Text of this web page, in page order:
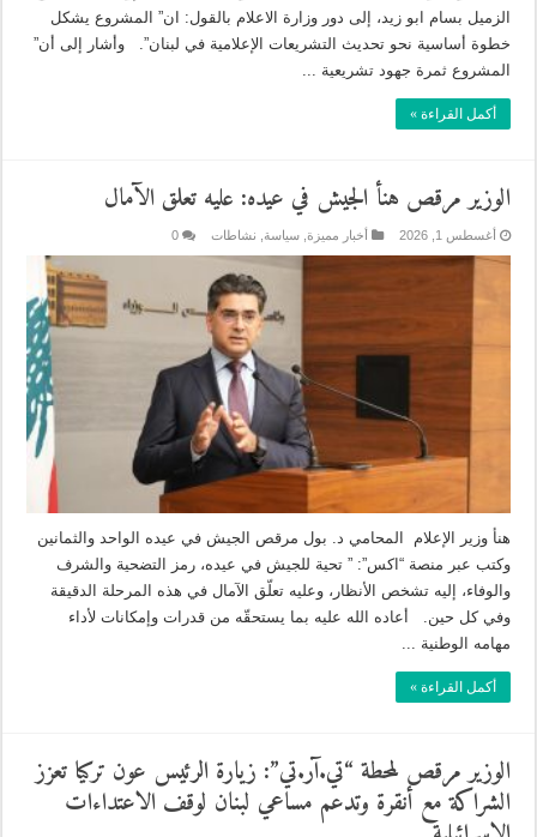
الزميل بسام ابو زيد، إلى دور وزارة الاعلام بالقول: ان” المشروع يشكل
خطوة أساسية نحو تحديث التشريعات الإعلامية في لبنان”. وأشار إلى أن”
المشروع ثمرة جهود تشريعية ...
أكمل القراءة »
الوزير مرقص هنأ الجيش في عيده: عليه تعلق الآمال
أغسطس 1, 2026 أخبار مميزة ,سياسة نشاطات 0
هنأ وزير الإعلام المحامي د. بول مرقص الجيش في عيده الواحد والثمانين
وكتب عبر منصة “اكس”: ” تحية للجيش في عيده، رمز التضحية والشرف
والوفاء، إليه تشخص الأنظار، وعليه تعلّق الآمال في هذه المرحلة الدقيقة
وفي كل حين. أعاده الله عليه بما يستحقّه من قدرات وإمكانات لأداء
مهامه الوطنية ...
أكمل القراءة »
الوزير مرقص لمحطة “تي.آر.تي”: زيارة الرئيس عون تركيا تعزز
الشراكة مع أنقرة وتدعم مساعي لبنان لوقف الاعتداءات